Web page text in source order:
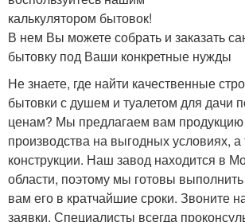
калькулятором бытовок!
В нем Вы можете собрать и заказать
бытовку под Ваши конкретные нужды
Не знаете, где найти качественные
бытовки с душем и туалетом для дачи
ценам? Мы предлагаем вам продукцию
производства на выгодных условиях,
конструкции. Наш завод находится в
области, поэтому мы готовы выполнить
вам его в кратчайшие сроки. Звоните
заявки. Специалисты всегда